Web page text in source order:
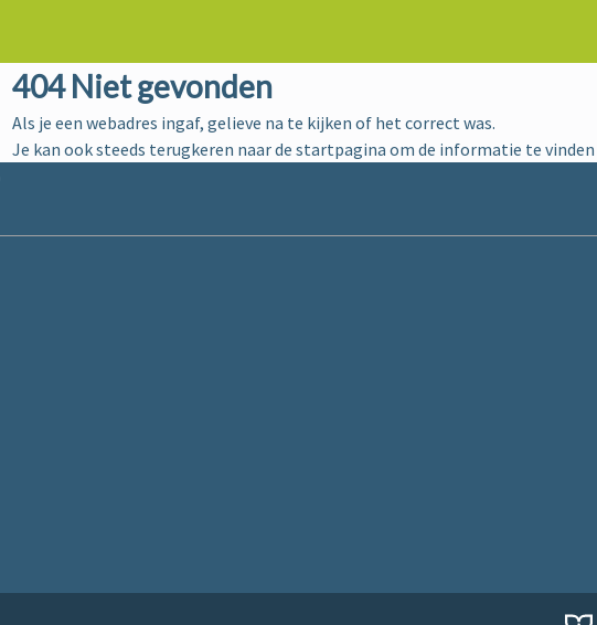
404 Niet gevonden
Als je een webadres ingaf, gelieve na te kijken of het correct was.
Je kan ook steeds terugkeren naar de startpagina om de informatie te vinden